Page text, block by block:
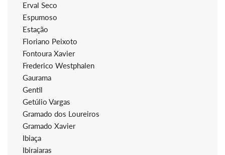
Erval Seco
Espumoso
Estação
Floriano Peixoto
Fontoura Xavier
Frederico Westphalen
Gaurama
Gentil
Getúlio Vargas
Gramado dos Loureiros
Gramado Xavier
Ibiaça
Ibiraiaras